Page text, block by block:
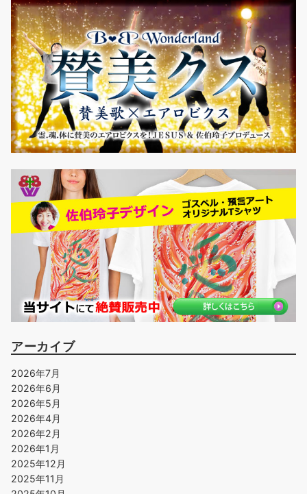
アーカイブ
2026年7月
2026年6月
2026年5月
2026年4月
2026年2月
2026年1月
2025年12月
2025年11月